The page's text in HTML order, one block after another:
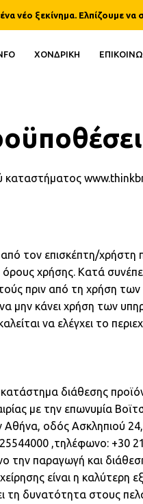
νέο ξεκίνημα. Ελπίζουμε
ΧΟΝΔΡΙΚΗ
καταστήματος
τον επισκέπτη/χρήστη
χρήσης. Κατά
πριν από τη χρήση
μην κάνει χρήση των
να ελέγχει το
κατάστημα διάθεσης
με την επωνυμία
Αθήνα, οδός Ασκληπιού
,τηλέφωνο: +30
την παραγωγή και
είναι η καλύτερη
τη δυνατότητα στους